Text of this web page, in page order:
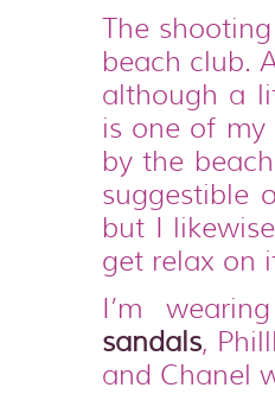
The
beach club.
although a
is one of
by the
suggestible
but I
get relax on
I’m
sandals,
and Chanel